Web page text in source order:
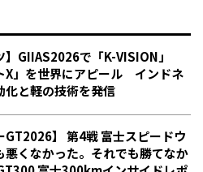
】GIIAS2026で「K-VISION」
X」を世界にアピール インドネ
化と軽の技術を発信
GT2026】 第4戦 富士スピードウ
くなかった。それでも勝てなか